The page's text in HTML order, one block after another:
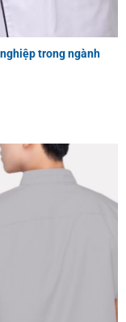
trong ngành